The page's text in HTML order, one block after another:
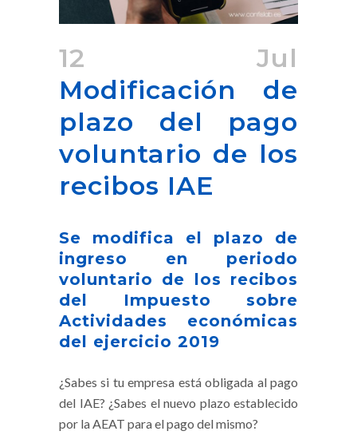
12 Jul
Modificación de
plazo del pago
voluntario de los
recibos IAE
Se modifica el plazo de
ingreso en periodo
voluntario de los recibos
del Impuesto sobre
Actividades económicas
del ejercicio 2019
¿Sabes si tu empresa está obligada al pago
del IAE? ¿Sabes el nuevo plazo establecido
por la AEAT para el pago del mismo?